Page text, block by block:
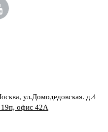
+ КУПИТЬ
ул.Домодедовская. д.4
офис 42А